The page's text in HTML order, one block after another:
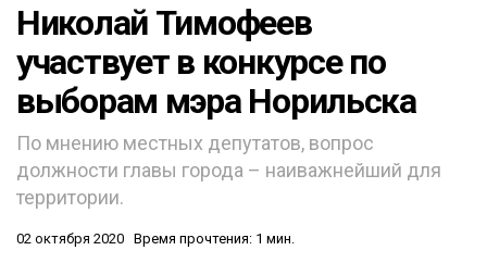
Николай Тимофеев
участвует в конкурсе по
выборам мэра Норильска
По мнению местных депутатов, вопрос
должности главы города – наиважнейший для
территории.
02 октября 2020 Время прочтения: 1 мин.